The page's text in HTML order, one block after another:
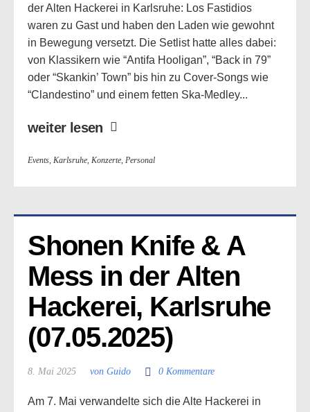
der Alten Hackerei in Karlsruhe: Los Fastidios
waren zu Gast und haben den Laden wie gewohnt
in Bewegung versetzt. Die Setlist hatte alles dabei:
von Klassikern wie “Antifa Hooligan”, “Back in 79”
oder “Skankin’ Town” bis hin zu Cover-Songs wie
“Clandestino” und einem fetten Ska-Medley...
weiter lesen
Events, Karlsruhe, Konzerte, Personal
Shonen Knife & A
Mess in der Alten
Hackerei, Karlsruhe
(07.05.2025)
8. Mai 2025 von Guido 0 Kommentare
Am 7. Mai verwandelte sich die Alte Hackerei in